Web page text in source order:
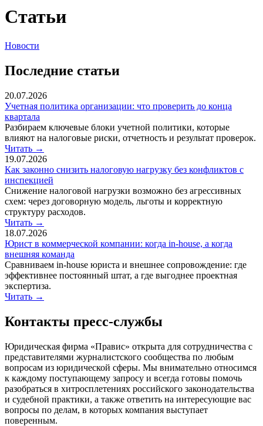
Статьи
Новости
Последние статьи
20.07.2026
Учетная политика организации: что проверить до конца
квартала
Разбираем ключевые блоки учетной политики, которые
влияют на налоговые риски, отчетность и результат проверок.
Читать →
19.07.2026
Как законно снизить налоговую нагрузку без конфликтов с
инспекцией
Снижение налоговой нагрузки возможно без агрессивных
схем: через договорную модель, льготы и корректную
структуру расходов.
Читать →
18.07.2026
Юрист в коммерческой компании: когда in-house, а когда
внешняя команда
Сравниваем in-house юриста и внешнее сопровождение: где
эффективнее постоянный штат, а где выгоднее проектная
экспертиза.
Читать →
Контакты пресс-службы
Юридическая фирма «Правис» открыта для сотрудничества с
представителями журналистского сообщества по любым
вопросам из юридической сферы. Мы внимательно относимся
к каждому поступающему запросу и всегда готовы помочь
разобраться в хитросплетениях российского законодательства
и судебной практики, а также ответить на интересующие вас
вопросы по делам, в которых компания выступает
поверенным.